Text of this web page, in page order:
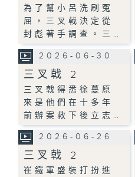
為了幫小呂洗刷冤
屈，三叉戟決定從
封彪著手調查。三…
2026-06-30
三叉戟 2
三叉戟得悉徐蔓原
來是他們在十多年
前辦案救下後立志…
2026-06-26
三叉戟 2
崔鐵軍盛裝打扮進